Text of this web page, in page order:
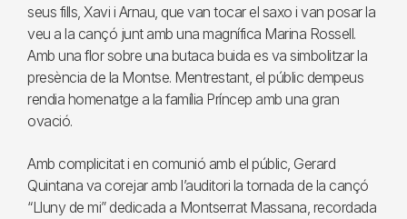
seus fills, Xavi i Arnau, que van tocar el saxo i van posar la
veu a la cançó junt amb una magnífica Marina Rossell.
Amb una flor sobre una butaca buida es va simbolitzar la
presència de la Montse. Mentrestant, el públic dempeus
rendia homenatge a la família Príncep amb una gran
ovació.
Amb complicitat i en comunió amb el públic, Gerard
Quintana va corejar amb l’auditori la tornada de la cançó
“Lluny de mi” dedicada a Montserrat Massana, recordada